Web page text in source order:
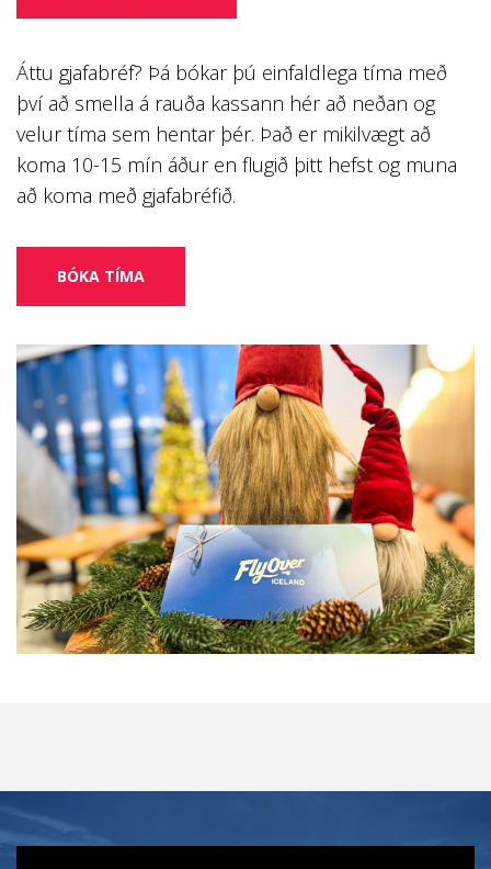
Áttu gjafabréf? Þá bókar þú einfaldlega tíma með
því að smella á rauða kassann hér að neðan og
velur tíma sem hentar þér. Það er mikilvægt að
koma 10-15 mín áður en flugið þitt hefst og muna
að koma með gjafabréfið.
BÓKA TÍMA